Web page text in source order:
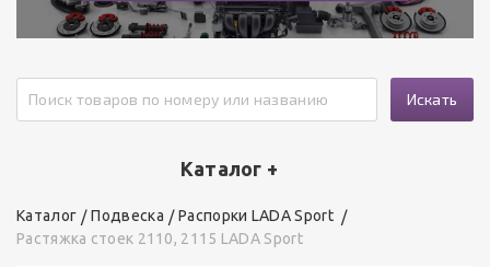
Искать
Каталог +
Каталог Подвеска
Распорки LADA Sport
Растяжка стоек 2110, 2115 LADA Sport